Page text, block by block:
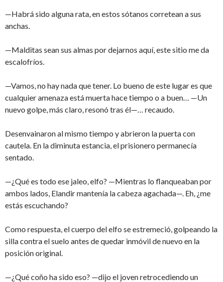
—Habrá sido alguna rata, en estos sótanos corretean a sus
anchas.
—Malditas sean sus almas por dejarnos aquí, este sitio me da
escalofríos.
—Vamos, no hay nada que tener. Lo bueno de este lugar es que
cualquier amenaza está muerta hace tiempo o a buen… —Un
nuevo golpe, más claro, resonó tras él—… recaudo.
Desenvainaron al mismo tiempo y abrieron la puerta con
cautela. En la diminuta estancia, el prisionero permanecía
sentado.
—¿Qué es todo ese jaleo, elfo? —Mientras lo flanqueaban por
ambos lados, Elandir mantenía la cabeza agachada—. Eh, ¿me
estás escuchando?
Como respuesta, el cuerpo del elfo se estremeció, golpeando la
silla contra el suelo antes de quedar inmóvil de nuevo en la
posición original.
—¿Qué coño ha sido eso? —dijo el joven retrocediendo un